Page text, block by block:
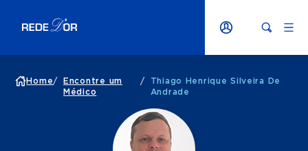
Home/
Encontre um
Médico
/
Thiago Henrique Silveira De
Andrade